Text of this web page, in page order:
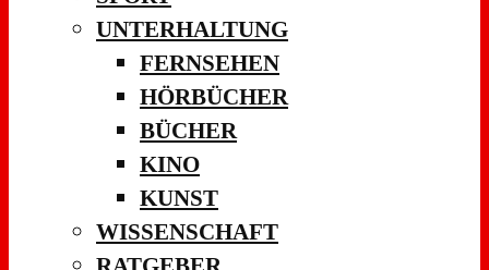
UNTERHALTUNG
FERNSEHEN
HÖRBÜCHER
BÜCHER
KINO
KUNST
WISSENSCHAFT